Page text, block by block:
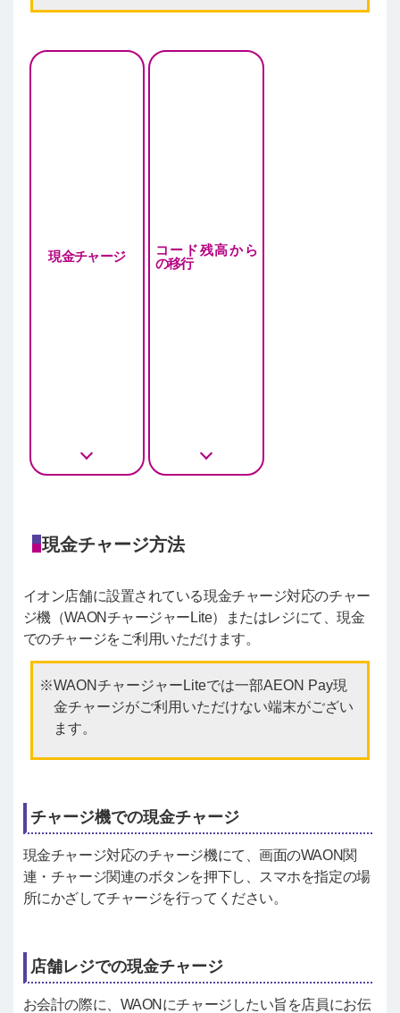
現金チャージ
コード残高から
の移行
現金チャージ方法
イオン店舗に設置されている現金チャージ対応のチャー
ジ機（WAONチャージャーLite）またはレジにて、現金
でのチャージをご利用いただけます。
WAONチャージャーLiteでは一部AEON Pay現
金チャージがご利用いただけない端末がござい
ます。
チャージ機での現金チャージ
現金チャージ対応のチャージ機にて、画面のWAON関
連・チャージ関連のボタンを押下し、スマホを指定の場
所にかざしてチャージを行ってください。
店舗レジでの現金チャージ
お会計の際に、WAONにチャージしたい旨を店員にお伝